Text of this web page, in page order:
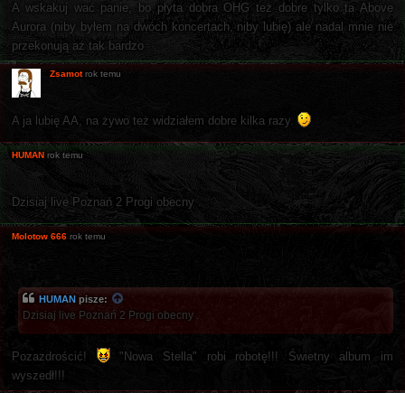
A wskakuj wać panie, bo płyta dobra OHG też dobre tylko ta Above
Aurora (niby byłem na dwóch koncertach, niby lubię) ale nadal mnie nie
przekonują aż tak bardzo
Zsamot rok temu
A ja lubię AA, na żywo też widziałem dobre kilka razy.
HUMAN rok temu
Dzisiaj live Poznań 2 Progi obecny .
Molotow 666 rok temu
HUMAN pisze:
Dzisiaj live Poznań 2 Progi obecny .
Pozazdrościć!
"Nowa Stella" robi robotę!!! Świetny album im
wyszedł!!!